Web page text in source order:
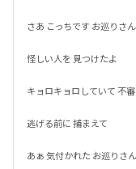
さあ こっちです お巡りさん
怪しい人を 見つけたよ
キョロキョロしていて 不
逃げる前に 捕まえて
あぁ 気付かれた お巡りさん